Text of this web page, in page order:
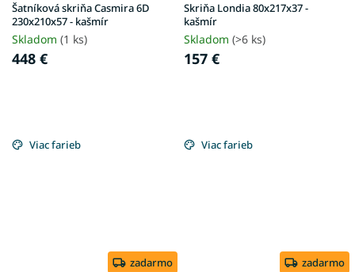
Šatníková skriňa Casmira 6D
230x210x57 - kašmír
Skladom (1 ks)
448 €
Skriňa Londia 80x217x37 -
kašmír
Skladom (>6 ks)
157 €
Viac farieb
zadarmo
Viac farieb
zadarmo